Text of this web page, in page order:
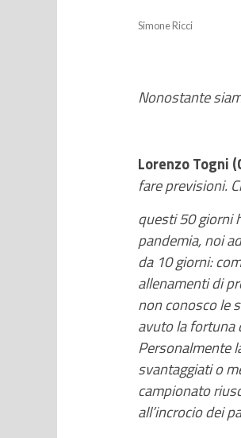
Simone Ricci
Nonostante
Lorenzo Togni
fare previsioni.
questi 50 giorni
pandemia, noi
da 10 giorni:
allenamenti di
non conosco le
avuto la fortuna
Personalmente
svantaggiati o
campionato
all’incrocio dei